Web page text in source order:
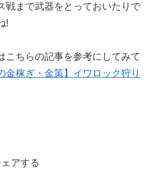
戦まで武器をとっておいたりで
!
こちらの記事を参考にしてみて
金稼ぎ・金策】イワロック狩り
ェアする